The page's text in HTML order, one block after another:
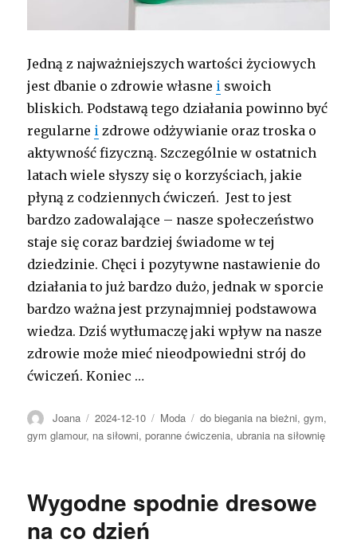
Jedną z najważniejszych wartości życiowych
jest dbanie o zdrowie własne i swoich
bliskich. Podstawą tego działania powinno być
regularne i zdrowe odżywianie oraz troska o
aktywność fizyczną. Szczególnie w ostatnich
latach wiele słyszy się o korzyściach, jakie
płyną z codziennych ćwiczeń. Jest to jest
bardzo zadowalające – nasze społeczeństwo
staje się coraz bardziej świadome w tej
dziedzinie. Chęci i pozytywne nastawienie do
działania to już bardzo dużo, jednak w sporcie
bardzo ważna jest przynajmniej podstawowa
wiedza. Dziś wytłumaczę jaki wpływ na nasze
zdrowie może mieć nieodpowiedni strój do
ćwiczeń. Koniec …
Autor
Joana Opublikowano
2024-12-10 Kategorie
Moda Tagi
do biegania na bieżni,gym,
gym glamour, na siłowni,poranne ćwiczenia, ubrania na siłownię
Wygodne spodnie dresowe
na co dzień